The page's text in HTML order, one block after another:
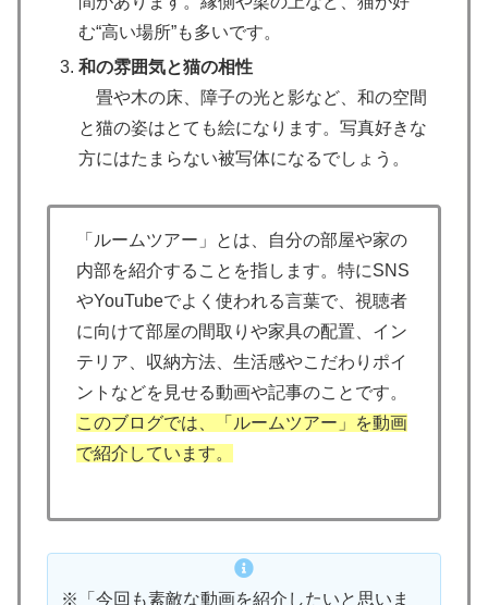
む“高い場所”も多いです。
和の雰囲気と猫の相性
畳や木の床、障子の光と影など、和の空間
と猫の姿はとても絵になります。写真好きな
方にはたまらない被写体になるでしょう。
「ルームツアー」とは、自分の部屋や家の
内部を紹介することを指します。特にSNS
やYouTubeでよく使われる言葉で、視聴者
に向けて部屋の間取りや家具の配置、イン
テリア、収納方法、生活感やこだわりポイ
ントなどを見せる動画や記事のことです。
このブログでは、「ルームツアー」を動画
で紹介しています。
※「今回も素敵な動画を紹介したいと思いま